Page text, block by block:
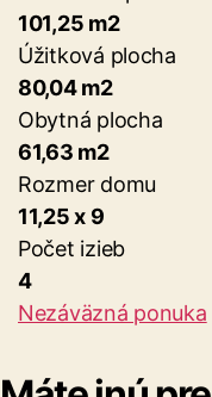
101,25 m2
Úžitková plocha
80,04 m2
Obytná plocha
61,63 m2
Rozmer domu
11,25 x 9
Počet izieb
4
Nezáväzná ponuka